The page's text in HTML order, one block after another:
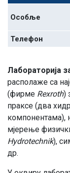
Особље
Телефон
Лабораторија
располаже са
(фирме Rexroth)
праксе (два
компонентама),
мјерење
Hydrotechnik),
др.